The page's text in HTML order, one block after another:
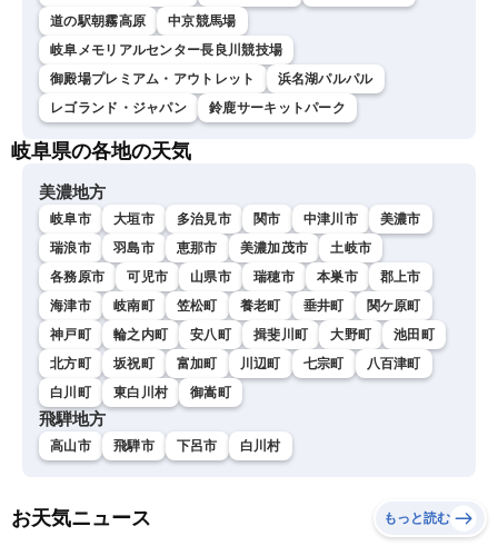
道の駅朝霧高原
中京競馬場
岐阜メモリアルセンター長良川競技場
御殿場プレミアム・アウトレット
浜名湖パルパル
レゴランド・ジャパン
鈴鹿サーキットパーク
岐阜県の各地の天気
美濃地方
岐阜市 大垣市 多治見市 関市 中津川市
美濃市
瑞浪市
羽島市 恵那市 美濃加茂市
土岐市
各務原市
可児市 山県市 瑞穂市 本巣市
郡上市
海津市
岐南町 笠松町 養老町 垂井町
関ケ原町
神戸町
輪之内町 安八町 揖斐川町 大野町
池田町
北方町
坂祝町 富加町 川辺町 七宗町
八百津町
白川町
東白川村 御嵩町
飛騨地方
高山市 飛騨市 下呂市 白川村
お天気ニュース もっと読む